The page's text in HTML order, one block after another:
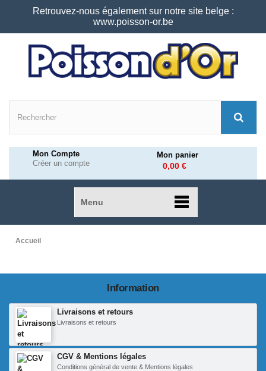
Retrouvez-nous également sur notre site belge :
www.poisson-or.be
Mon Compte
Créer un compte
Mon panier
0,00 €
Menu
Accueil
Information
Livraisons et retours
Livraisons et retours
CGV & Mentions légales
Conditions général de vente & Mentions légales